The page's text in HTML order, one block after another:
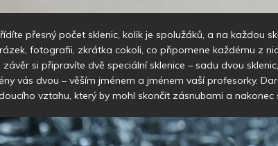
přesný počet sklenic, kolik je spolužáků, a na každou
fotografii, zkrátka cokoli, co připomene každému z
závěr si připravíte dvě speciální sklenice – sadu dvou
vás dvou – věším jménem a jménem vaší profesorky.
vztahu, který by mohl skončit zásnubami a nakonec